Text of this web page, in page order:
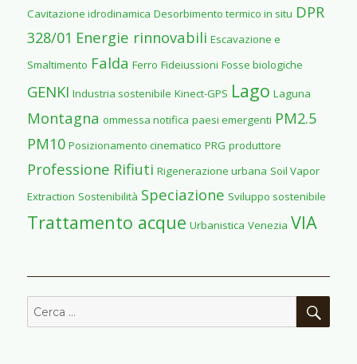
Cavitazione idrodinamica Desorbimento termico in situ DPR
328/01 Energie rinnovabili Escavazione e
Smaltimento Falda Ferro Fideiussioni Fosse biologiche
GENKI Industria sostenibile Kinect-GPS Lago Laguna
Montagna ommessa notifica paesi emergenti PM2.5
PM10 Posizionamento cinematico PRG produttore
Professione Rifiuti Rigenerazione urbana Soil Vapor
Extraction Sostenibilità Speciazione Sviluppo sostenibile
Trattamento acque Urbanistica Venezia VIA
Cerca: